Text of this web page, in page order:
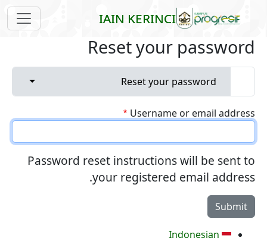
Skip to main content
IAIN KERINCI
Reset your password
Primary tabs
Reset your password
menu
Username or email address
Password reset instructions will be sent to
your registered email address.